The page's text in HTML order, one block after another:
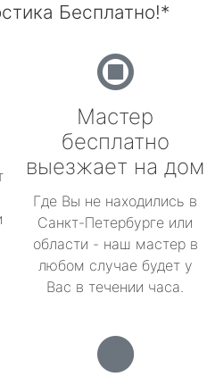
Бесплатно!*
Мастер
бесплатно
выезжает на дом
Где Вы не находились в
Санкт-Петербурге или
области - наш мастер в
любом случае будет у
Вас в течении часа.